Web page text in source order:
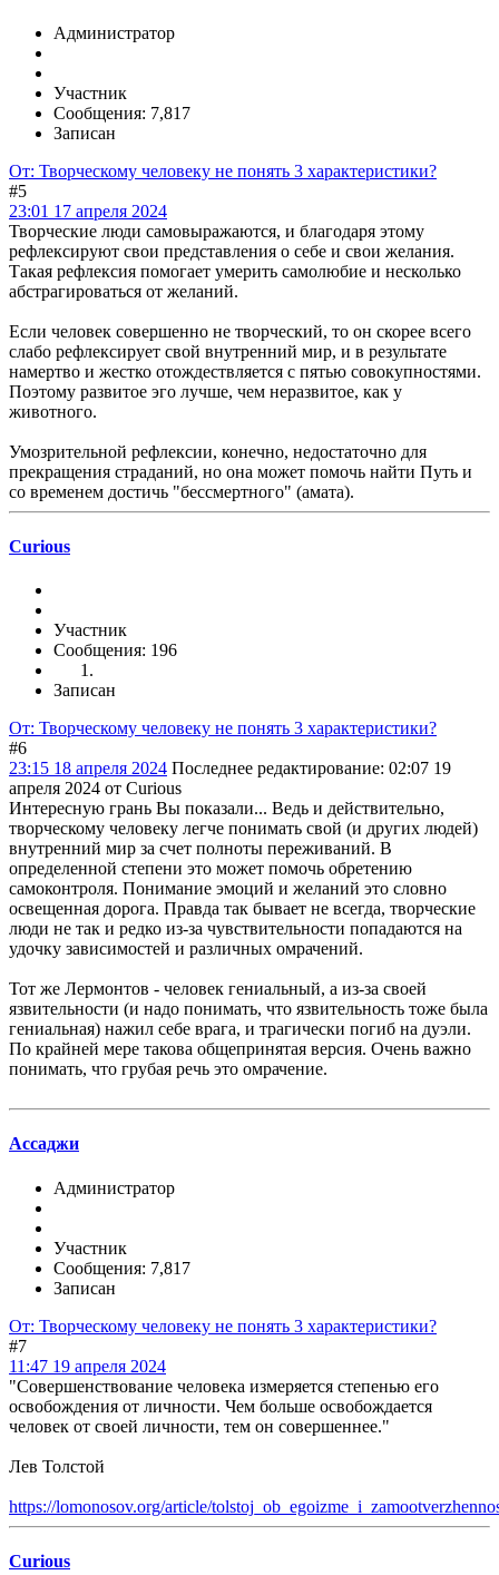
Администратор
Участник
Сообщения: 7,817
Записан
От: Творческому человеку не понять 3 характеристики?
#5
23:01 17 апреля 2024
Творческие люди самовыражаются, и благодаря этому
рефлексируют свои представления о себе и свои желания.
Такая рефлексия помогает умерить самолюбие и несколько
абстрагироваться от желаний.
Если человек совершенно не творческий, то он скорее всего
слабо рефлексирует свой внутренний мир, и в результате
намертво и жестко отождествляется с пятью совокупностями.
Поэтому развитое эго лучше, чем неразвитое, как у
животного.
Умозрительной рефлексии, конечно, недостаточно для
прекращения страданий, но она может помочь найти Путь и
со временем достичь "бессмертного" (амата).
Curious
Участник
Сообщения: 196
Записан
От: Творческому человеку не понять 3 характеристики?
#6
23:15 18 апреля 2024 Последнее редактирование: 02:07 19
апреля 2024 от Curious
Интересную грань Вы показали... Ведь и действительно,
творческому человеку легче понимать свой (и других людей)
внутренний мир за счет полноты переживаний. В
определенной степени это может помочь обретению
самоконтроля. Понимание эмоций и желаний это словно
освещенная дорога. Правда так бывает не всегда, творческие
люди не так и редко из-за чувствительности попадаются на
удочку зависимостей и различных омрачений.
Тот же Лермонтов - человек гениальный, а из-за своей
язвительности (и надо понимать, что язвительность тоже была
гениальная) нажил себе врага, и трагически погиб на дуэли.
По крайней мере такова общепринятая версия. Очень важно
понимать, что грубая речь это омрачение.
Ассаджи
Администратор
Участник
Сообщения: 7,817
Записан
От: Творческому человеку не понять 3 характеристики?
#7
11:47 19 апреля 2024
"Совершенствование человека измеряется степенью его
освобождения от личности. Чем больше освобождается
человек от своей личности, тем он совершеннее."
Лев Толстой
https://lomonosov.org/article/
Curious